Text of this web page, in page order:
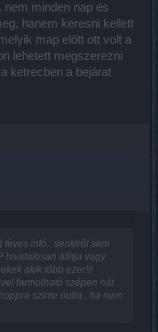
minden nap és
hanem keresni kellett
map előtt ott volt a
lehetett megszerezni
ketrecben a bejárat
téves infó.. senkiről sem
hivatalosan állitja vagy
akik több ezer!!!
farmolható szépen hát
szinte nulla.. ha nem